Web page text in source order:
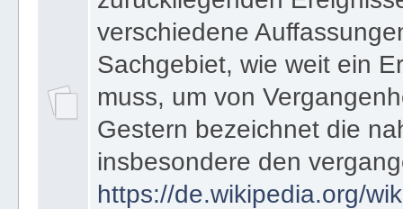
verschiedene
Sachgebiet, wie weit ein
muss, um von
Gestern bezeichnet die
insbesondere den
https://de.wikipedia.org/